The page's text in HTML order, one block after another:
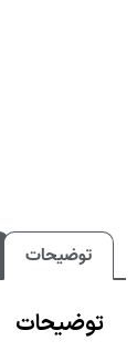
توضیحات
توضیحات